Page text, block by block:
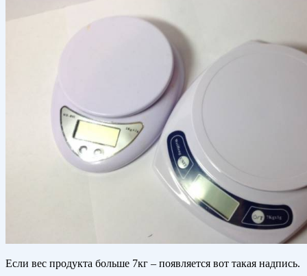
Если вес продукта больше 7кг – появляется вот такая надпись.